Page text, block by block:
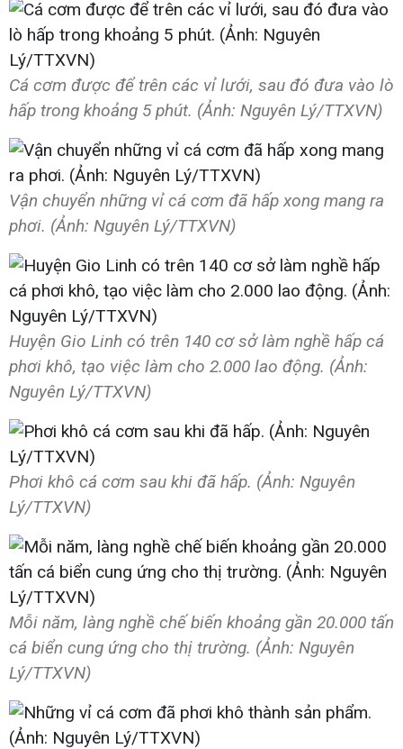
Cá cơm được để trên các vỉ lưới, sau đó đưa vào lò
hấp trong khoảng 5 phút. (Ảnh: Nguyên Lý/TTXVN)
Vận chuyển những vỉ cá cơm đã hấp xong mang ra
phơi. (Ảnh: Nguyên Lý/TTXVN)
Huyện Gio Linh có trên 140 cơ sở làm nghề hấp cá
phơi khô, tạo việc làm cho 2.000 lao động. (Ảnh:
Nguyên Lý/TTXVN)
Phơi khô cá cơm sau khi đã hấp. (Ảnh: Nguyên
Lý/TTXVN)
Mỗi năm, làng nghề chế biến khoảng gần 20.000 tấn
cá biển cung ứng cho thị trường. (Ảnh: Nguyên
Lý/TTXVN)